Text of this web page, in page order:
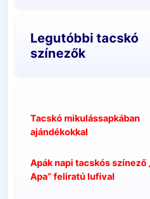
Legutóbbi tacskó
színezők
Tacskó mikulássapkában
ajándékokkal
Apák napi tacskós színező
Apa” feliratú lufival